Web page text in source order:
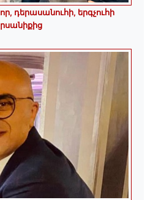
դերասանուհի, երգչուհի